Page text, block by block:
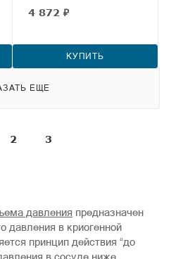
4 872 ₽
КУПИТЬ
ЕЩЕ
2 3
давления предназначен
давления в криогенной
принцип действия “до
в сосуде ниже